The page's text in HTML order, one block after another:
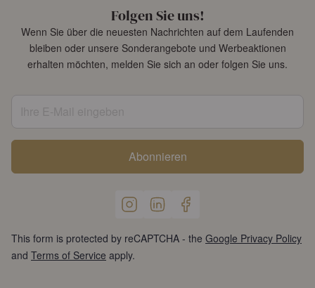
Folgen Sie uns!
Wenn Sie über die neuesten Nachrichten auf dem Laufenden
bleiben oder unsere Sonderangebote und Werbeaktionen
erhalten möchten, melden Sie sich an oder folgen Sie uns.
Abonnieren
This form is protected by reCAPTCHA - the Google Privacy Policy
and Terms of Service apply.